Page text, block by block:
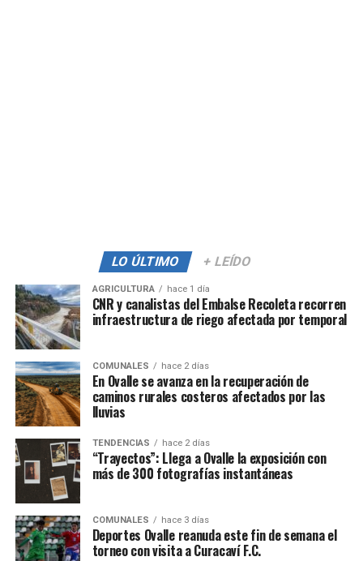
LO ÚLTIMO + LEÍDO
AGRICULTURA hace 1 día
CNR y canalistas del Embalse Recoleta recorren
infraestructura de riego afectada por temporal
COMUNALES hace 2 días
En Ovalle se avanza en la recuperación de
caminos rurales costeros afectados por las
lluvias
TENDENCIAS hace 2 días
“Trayectos”: Llega a Ovalle la exposición con
más de 300 fotografías instantáneas
COMUNALES hace 3 días
Deportes Ovalle reanuda este fin de semana el
torneo con visita a Curacaví F.C.